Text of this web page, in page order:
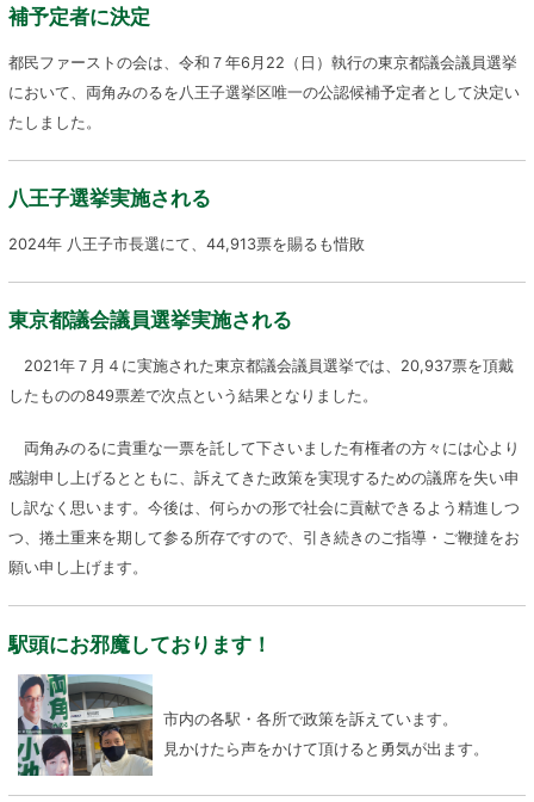
補予定者に決定
都民ファーストの会は、令和７年6月22（日）執行の東京都議会議員選挙
において、両角みのるを八王子選挙区唯一の公認候補予定者として決定い
たしました。
八王子選挙実施される
2024年 八王子市長選にて、44,913票を賜るも惜敗
東京都議会議員選挙実施される
2021年７月４に実施された東京都議会議員選挙では、20,937票を頂戴
したものの849票差で次点という結果となりました。
両角みのるに貴重な一票を託して下さいました有権者の方々には心より
感謝申し上げるとともに、訴えてきた政策を実現するための議席を失い申
し訳なく思います。今後は、何らかの形で社会に貢献できるよう精進しつ
つ、捲土重来を期して参る所存ですので、引き続きのご指導・ご鞭撻をお
願い申し上げます。
駅頭にお邪魔しております！
市内の各駅・各所で政策を訴えています。
見かけたら声をかけて頂けると勇気が出ます。